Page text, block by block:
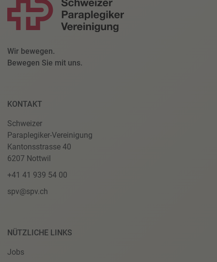
Wir bewegen.
Bewegen Sie mit uns.
KONTAKT
Schweizer
Paraplegiker-Vereinigung
Kantonsstrasse 40
6207 Nottwil
+41 41 939 54 00
spv@spv.ch
NÜTZLICHE LINKS
Jobs